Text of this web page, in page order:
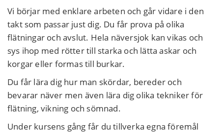
Vi börjar med enklare arbeten och går vidare i den
takt som passar just dig. Du får prova på olika
flätningar och avslut. Hela näversjok kan vikas och
sys ihop med rötter till starka och lätta askar och
korgar eller formas till burkar.
Du får lära dig hur man skördar, bereder och
bevarar näver men även lära dig olika tekniker för
flätning, vikning och sömnad.
Under kursens gång får du tillverka egna föremål